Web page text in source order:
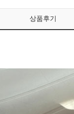
상품후기